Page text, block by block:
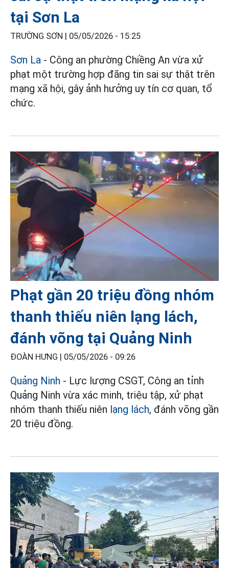
tại Sơn La
TRƯỜNG SƠN | 05/05/2026 - 15:25
Sơn La - Công an phường Chiềng An vừa xử
phạt một trường hợp đăng tin sai sự thật trên
mạng xã hội, gây ảnh hưởng uy tín cơ quan, tổ
chức.
Phạt gần 20 triệu đồng nhóm
thanh thiếu niên lạng lách,
đánh võng tại Quảng Ninh
ĐOÀN HƯNG | 05/05/2026 - 09:26
Quảng Ninh - Lực lượng CSGT, Công an tỉnh
Quảng Ninh vừa xác minh, triệu tập, xử phạt
nhóm thanh thiếu niên lạng lách, đánh võng gần
20 triệu đồng.